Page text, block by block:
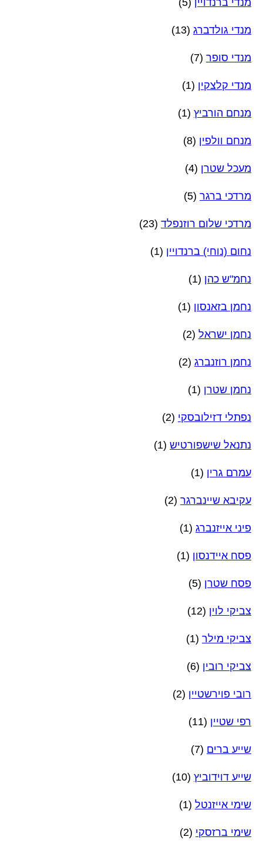
מנדי ברנדויין (5)
מנדי גולדברג (13)
מנדי סופר (7)
מנדי קלצקין (1)
מנחם הורביץ (1)
מנחם וולפין (8)
מעכל שטרן (4)
מרדכי ברגר (5)
מרדכי שלום רוזנפלד (23)
נחום (נוחי) ברנדויין (1)
נחמ"ש כהן (1)
נחמן בזאנסון (1)
נחמן ישראל (2)
נחמן רוזנברג (2)
נחמן שטרן (1)
נפתלי דזילובסקי (2)
נתנאל שישפורטיש (1)
עמרם גרין (1)
עקיבא שיינברגר (2)
פיני אייזנברג (1)
פסח איידנסון (1)
פסח שטרן (5)
צביקי לוין (12)
צביקי מילר (1)
צביקי רובין (6)
רובי פוירשטיין (2)
רפי שטיין (11)
שייע ברים (7)
שייע דוידוביץ (10)
שימי אייזנטל (1)
שימי ברזסקי (2)